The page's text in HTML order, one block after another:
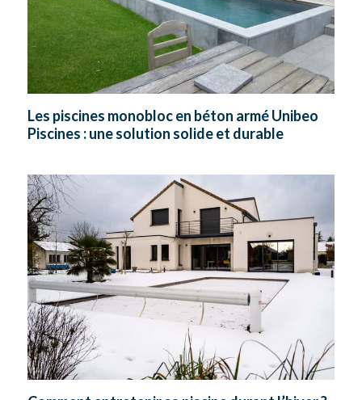
Les piscines monobloc en béton armé Unibeo
Piscines : une solution solide et durable